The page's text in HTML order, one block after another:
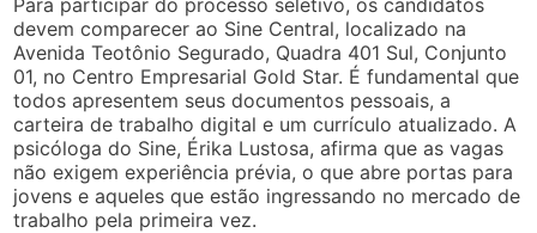
devem comparecer ao Sine Central, localizado na
Avenida Teotônio Segurado, Quadra 401 Sul, Conjunto
01, no Centro Empresarial Gold Star. É fundamental que
todos apresentem seus documentos pessoais, a
carteira de trabalho digital e um currículo atualizado. A
psicóloga do Sine, Érika Lustosa, afirma que as vagas
não exigem experiência prévia, o que abre portas para
jovens e aqueles que estão ingressando no mercado de
trabalho pela primeira vez.